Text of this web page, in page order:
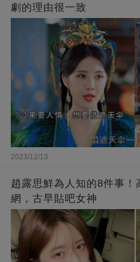
劇的理由很一致
2023/12/13
趙露思鮮為人知的8件事！
網，古早貼吧女神